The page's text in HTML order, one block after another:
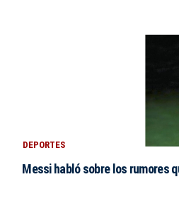
DEPORTES
Messi habló sobre los rumores